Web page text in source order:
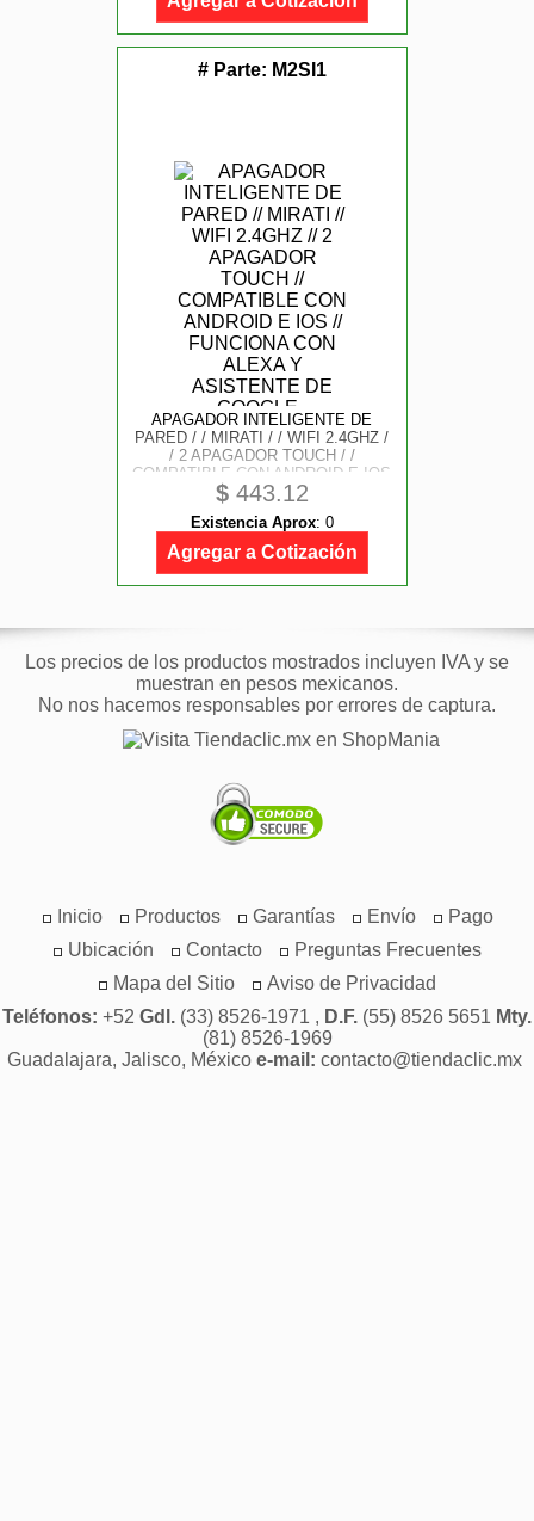
# Parte: M2SI1
APAGADOR INTELIGENTE DE
PARED / / MIRATI / / WIFI 2.4GHZ /
/ 2 APAGADOR TOUCH / /
COMPATIBLE CON ANDROID E IOS
/ / FUNCIONA CON ALEXA Y
ASISTENTE DE GOOGLE
$ 443.12
Existencia Aprox: 0
Agregar a Cotización
Los precios de los productos mostrados incluyen IVA y se
muestran en pesos mexicanos.
No nos hacemos responsables por errores de captura.
Inicio Productos Garantías Envío
Pago
Ubicación
Contacto
Preguntas Frecuentes
Mapa del Sitio
Aviso de Privacidad
Teléfonos: +52 Gdl. (33) 8526-1971 , D.F. (55) 8526 5651 Mty.
(81) 8526-1969
Guadalajara, Jalisco, México e-mail: contacto@tiendaclic.mx